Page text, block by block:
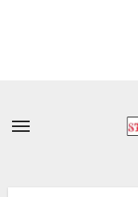
content